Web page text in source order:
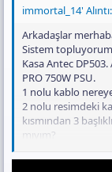
immortal_14' Alıntı:
Arkadaşlar
Sistem
Kasa Antec
PRO 750W PSU.
1 nolu kablo
2 nolu resimdeki
kısmından 3
mıyım?
Son olarak
zorunda?